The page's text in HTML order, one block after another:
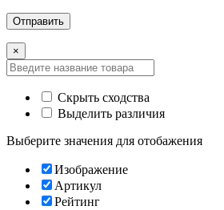
×
Скрыть сходства
Выделить различия
Выберите значения для отобажения
Изображение
Артикул
Рейтинг